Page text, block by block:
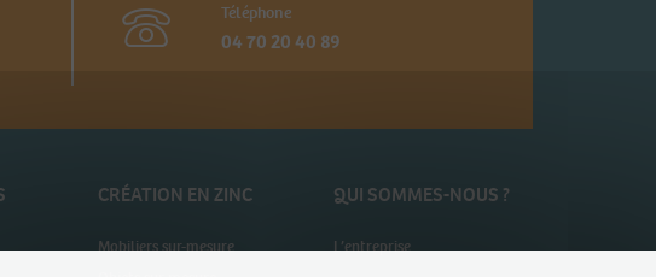
Téléphone
04 70 20 40 89
CRÉATION EN ZINC
Mobiliers sur-mesure
QUI SOMMES-NOUS ?
L’entreprise